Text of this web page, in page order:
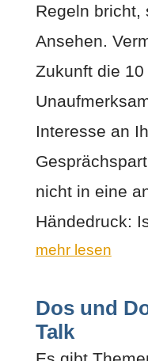
Regeln bricht,
Ansehen.
Zukunft die
Interesse an
nicht in eine
Händedruck:
mehr lesen
Dos und
Talk